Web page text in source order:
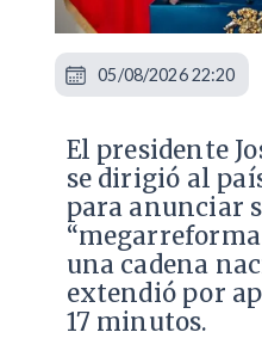
El presidente
se dirigió al
para anunciar
una cadena
extendió por
17 minutos.
05/08/2026 22:20